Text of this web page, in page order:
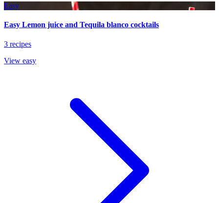
Easy
Easy Lemon juice and Tequila blanco cocktails
3 recipes
View easy